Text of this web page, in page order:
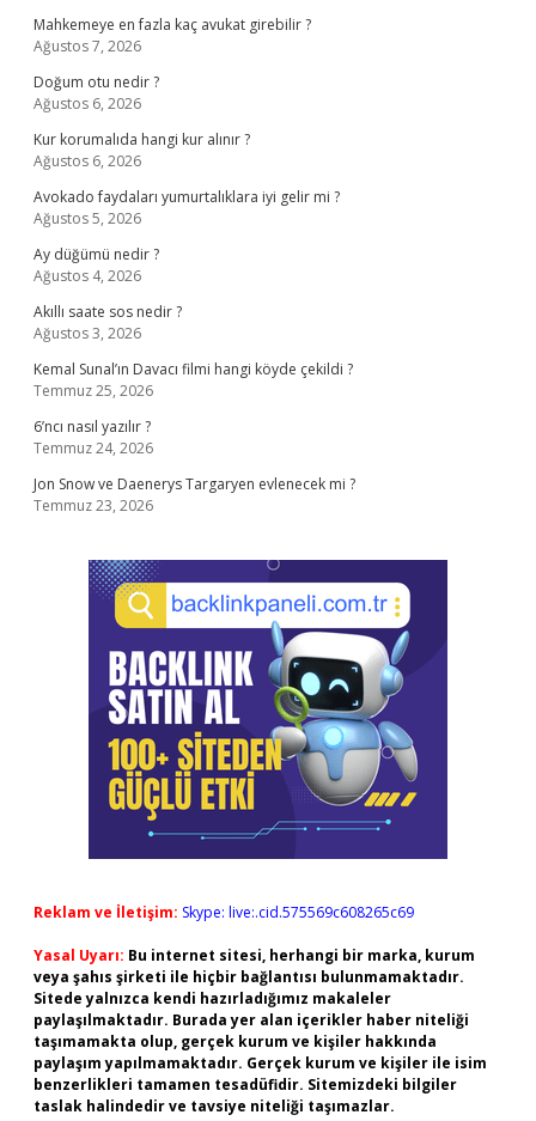
Mahkemeye en fazla kaç avukat girebilir ?
Ağustos 7, 2026
Doğum otu nedir ?
Ağustos 6, 2026
Kur korumalıda hangi kur alınır ?
Ağustos 6, 2026
Avokado faydaları yumurtalıklara iyi gelir mi ?
Ağustos 5, 2026
Ay düğümü nedir ?
Ağustos 4, 2026
Akıllı saate sos nedir ?
Ağustos 3, 2026
Kemal Sunal’ın Davacı filmi hangi köyde çekildi ?
Temmuz 25, 2026
6’ncı nasıl yazılır ?
Temmuz 24, 2026
Jon Snow ve Daenerys Targaryen evlenecek mi ?
Temmuz 23, 2026
Reklam ve İletişim: Skype: live:.cid.575569c608265c69
Yasal Uyarı: Bu internet sitesi, herhangi bir marka, kurum
veya şahıs şirketi ile hiçbir bağlantısı bulunmamaktadır.
Sitede yalnızca kendi hazırladığımız makaleler
paylaşılmaktadır. Burada yer alan içerikler haber niteliği
taşımamakta olup, gerçek kurum ve kişiler hakkında
paylaşım yapılmamaktadır. Gerçek kurum ve kişiler ile isim
benzerlikleri tamamen tesadüfidir. Sitemizdeki bilgiler
taslak halindedir ve tavsiye niteliği taşımazlar.